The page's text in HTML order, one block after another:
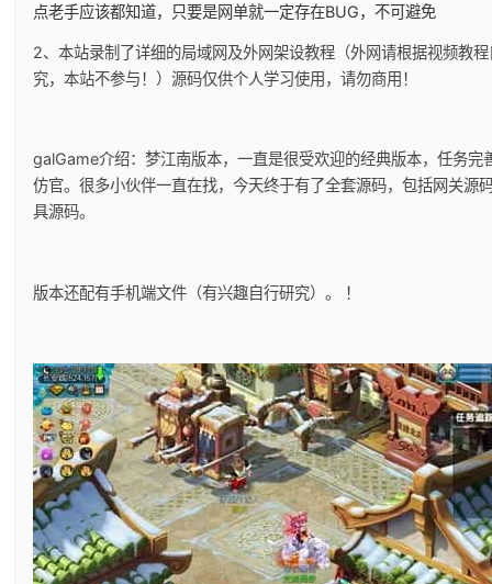
点老手应该都知道，只要是网单就一定存在BUG，不可避免
2、本站录制了详细的局域网及外网架设教程（外网请根据视频教
究，本站不参与！）源码仅供个人学习使用，请勿商用！
galGame介绍：梦江南版本，一直是很受欢迎的经典版本，任务完
仿官。很多小伙伴一直在找，今天终于有了全套源码，包括网关源
具源码。
版本还配有手机端文件（有兴趣自行研究）。 ！